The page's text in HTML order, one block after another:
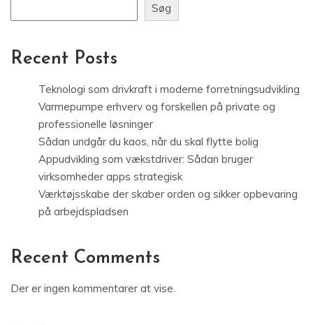
Søg
Recent Posts
Teknologi som drivkraft i moderne forretningsudvikling
Varmepumpe erhverv og forskellen på private og
professionelle løsninger
Sådan undgår du kaos, når du skal flytte bolig
Appudvikling som vækstdriver: Sådan bruger
virksomheder apps strategisk
Værktøjsskabe der skaber orden og sikker opbevaring
på arbejdspladsen
Recent Comments
Der er ingen kommentarer at vise.